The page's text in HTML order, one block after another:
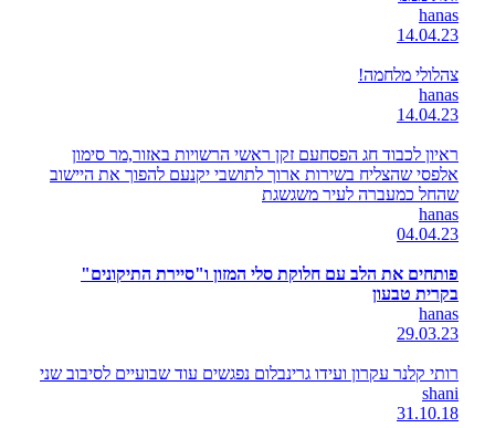
hanas
14.04.23
צהלולי מלחמה!
hanas
14.04.23
ראיון לכבוד חג הפסחעם זקן ראשי הרשויות באזור,מר סימון
אלפסי שהצליח בשירות ארוך לתושבי יקנעם להפוך את היישוב
שהחל כמעברה לעיר משגשגת
hanas
04.04.23
פותחים את הלב עם חלוקת סלי המזון ו"סיירת התיקונים"
בקרית טבעון
hanas
29.03.23
רותי קלנר עקרון ועידו גרינבלום נפגשים עוד שבועיים לסיבוב שני
shani
31.10.18